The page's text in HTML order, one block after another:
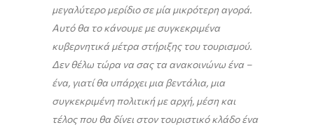
μεγαλύτερο μερίδιο σε μία μικρότερη αγορά.
Αυτό θα το κάνουμε με συγκεκριμένα
κυβερνητικά μέτρα στήριξης του τουρισμού.
Δεν θέλω τώρα να σας τα ανακοινώνω ένα –
ένα, γιατί θα υπάρχει μια βεντάλια, μια
συγκεκριμένη πολιτική με αρχή, μέση και
τέλος που θα δίνει στον τουριστικό κλάδο ένα